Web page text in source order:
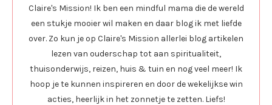
Claire's Mission! Ik ben een mindful mama die de wereld
een stukje mooier wil maken en daar blog ik met liefde
over. Zo kun je op Claire's Mission allerlei blog artikelen
lezen van ouderschap tot aan spiritualiteit,
thuisonderwijs, reizen, huis & tuin en nog veel meer! Ik
hoop je te kunnen inspireren en door de wekelijkse win
acties, heerlijk in het zonnetje te zetten. Liefs!